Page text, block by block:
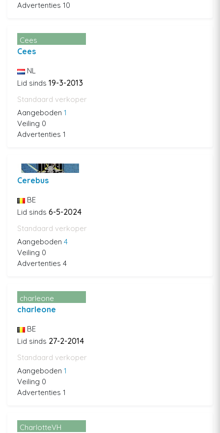
Advertenties 10
Cees
Cees
NL
Lid sinds 19-3-2013
Standaard verkoper
Aangeboden 1
Veiling 0
Advertenties 1
Cerebus
BE
Lid sinds 6-5-2024
Standaard verkoper
Aangeboden 4
Veiling 0
Advertenties 4
charleone
charleone
BE
Lid sinds 27-2-2014
Standaard verkoper
Aangeboden 1
Veiling 0
Advertenties 1
CharlotteVH